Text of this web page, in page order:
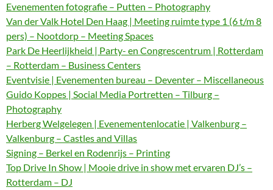
Evenementen fotografie – Putten – Photography
Van der Valk Hotel Den Haag | Meeting ruimte type 1 (6 t/m 8
pers) – Nootdorp – Meeting Spaces
Park De Heerlijkheid | Party- en Congrescentrum | Rotterdam
– Rotterdam – Business Centers
Eventvisie | Evenementen bureau – Deventer – Miscellaneous
Guido Koppes | Social Media Portretten – Tilburg –
Photography
Herberg Welgelegen | Evenementenlocatie | Valkenburg –
Valkenburg – Castles and Villas
Signing – Berkel en Rodenrijs – Printing
Top Drive In Show | Mooie drive in show met ervaren DJ’s –
Rotterdam – DJ